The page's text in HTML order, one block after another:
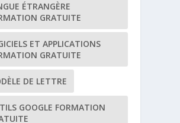
ÉTRANGÈRE
GRATUITE
ET APPLICATIONS
GRATUITE
DE LETTRE
GOOGLE FORMATION